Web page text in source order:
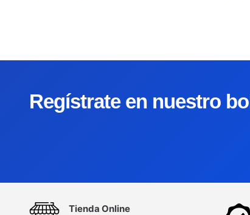
Regístrate en nuestro
Tienda Online